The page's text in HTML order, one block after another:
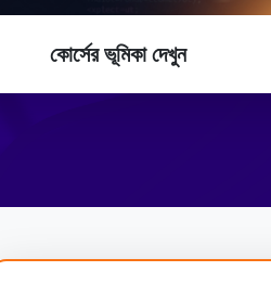
কোর্সের ভূমিকা দেখুন